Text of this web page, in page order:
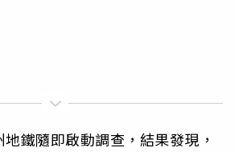
鐵隨即啟動調查，結果發現，